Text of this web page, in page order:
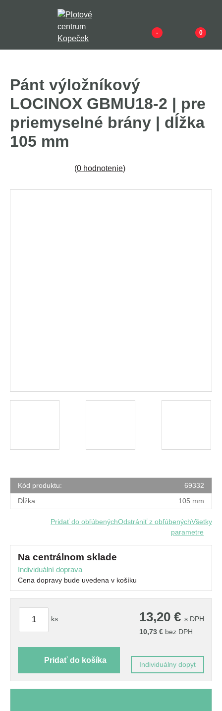
- 0
Pánt výložníkový
LOCINOX GBMU18-2 | pre
priemyselné brány | dĺžka
105 mm
(0 hodnotenie)
Kód produktu:
69332
Dĺžka:
105 mm
Pridať do obľúbenýchOdstrániť z obľúbenýchVšetky
parametre
na centrálnom sklade
Individuální doprava
Cena dopravy bude uvedena v košíku
ks 13,20 € s DPH
10,73 € bez DPH
Pridať do košíka
Individuálny dopyt